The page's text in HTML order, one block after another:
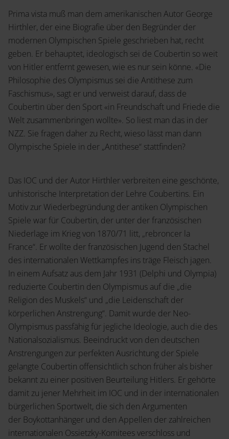
Prima vista muß man dem amerikanischen Autor George
Hirthler, der eine Biografie über den Begründer der
modernen Olympischen Spiele geschrieben hat, recht
geben. Er behauptet, ideologisch sei de Coubertin so weit
von Hitler entfernt gewesen, wie es nur sein könne. «Die
Philosophie des Olympismus sei die Antithese zum
Faschismus», sagt er und verweist darauf, dass de
Coubertin über den Sport «in Freundschaft und Friede die
Welt zusammenbringen wollte». So liest man das in der
NZZ. Sie fragen daher zu Recht, wieso lässt man dann
Olympische Spiele in der „Antithese“ stattfinden?
Das IOC und der Autor Hirthler verbreiten eine geschönte,
unhistorische Interpretation der Lehre Coubertins. Ein
Motiv zur Wiederbegründung der antiken Olympischen
Spiele war für Coubertin, der unter der französischen
Niederlage im Krieg von 1870/71 litt, „rebroncer la
France“. Er wollte der französischen Jugend den Stachel
des internationalen Wettkampfes ins träge Fleisch jagen.
In einem Aufsatz aus dem Jahr 1931 (Delphi und Olympia)
reduzierte Coubertin den Olympismus auf die „die
Religion des Muskels“ und „die Leidenschaft der
körperlichen Anstrengung“. Damit wurde der Neo-
Olympismus passfähig für jegliche Ideologie, auch die des
Nationalsozialismus. Beeindruckt von den deutschen
Anstrengungen zur perfekten Ausrichtung der Spiele
gelangte Coubertin offensichtlich schon früher als bisher
bekannt zu einer positiven Beurteilung Hitlers. Er gehörte
damit zu jener Mehrheit im IOC und in der internationalen
bürgerlichen Sportwelt, die sich den Argumenten
der Boykottanhänger und den Appellen der zahlreichen
internationalen Ossietzky-Komitees verschloss und